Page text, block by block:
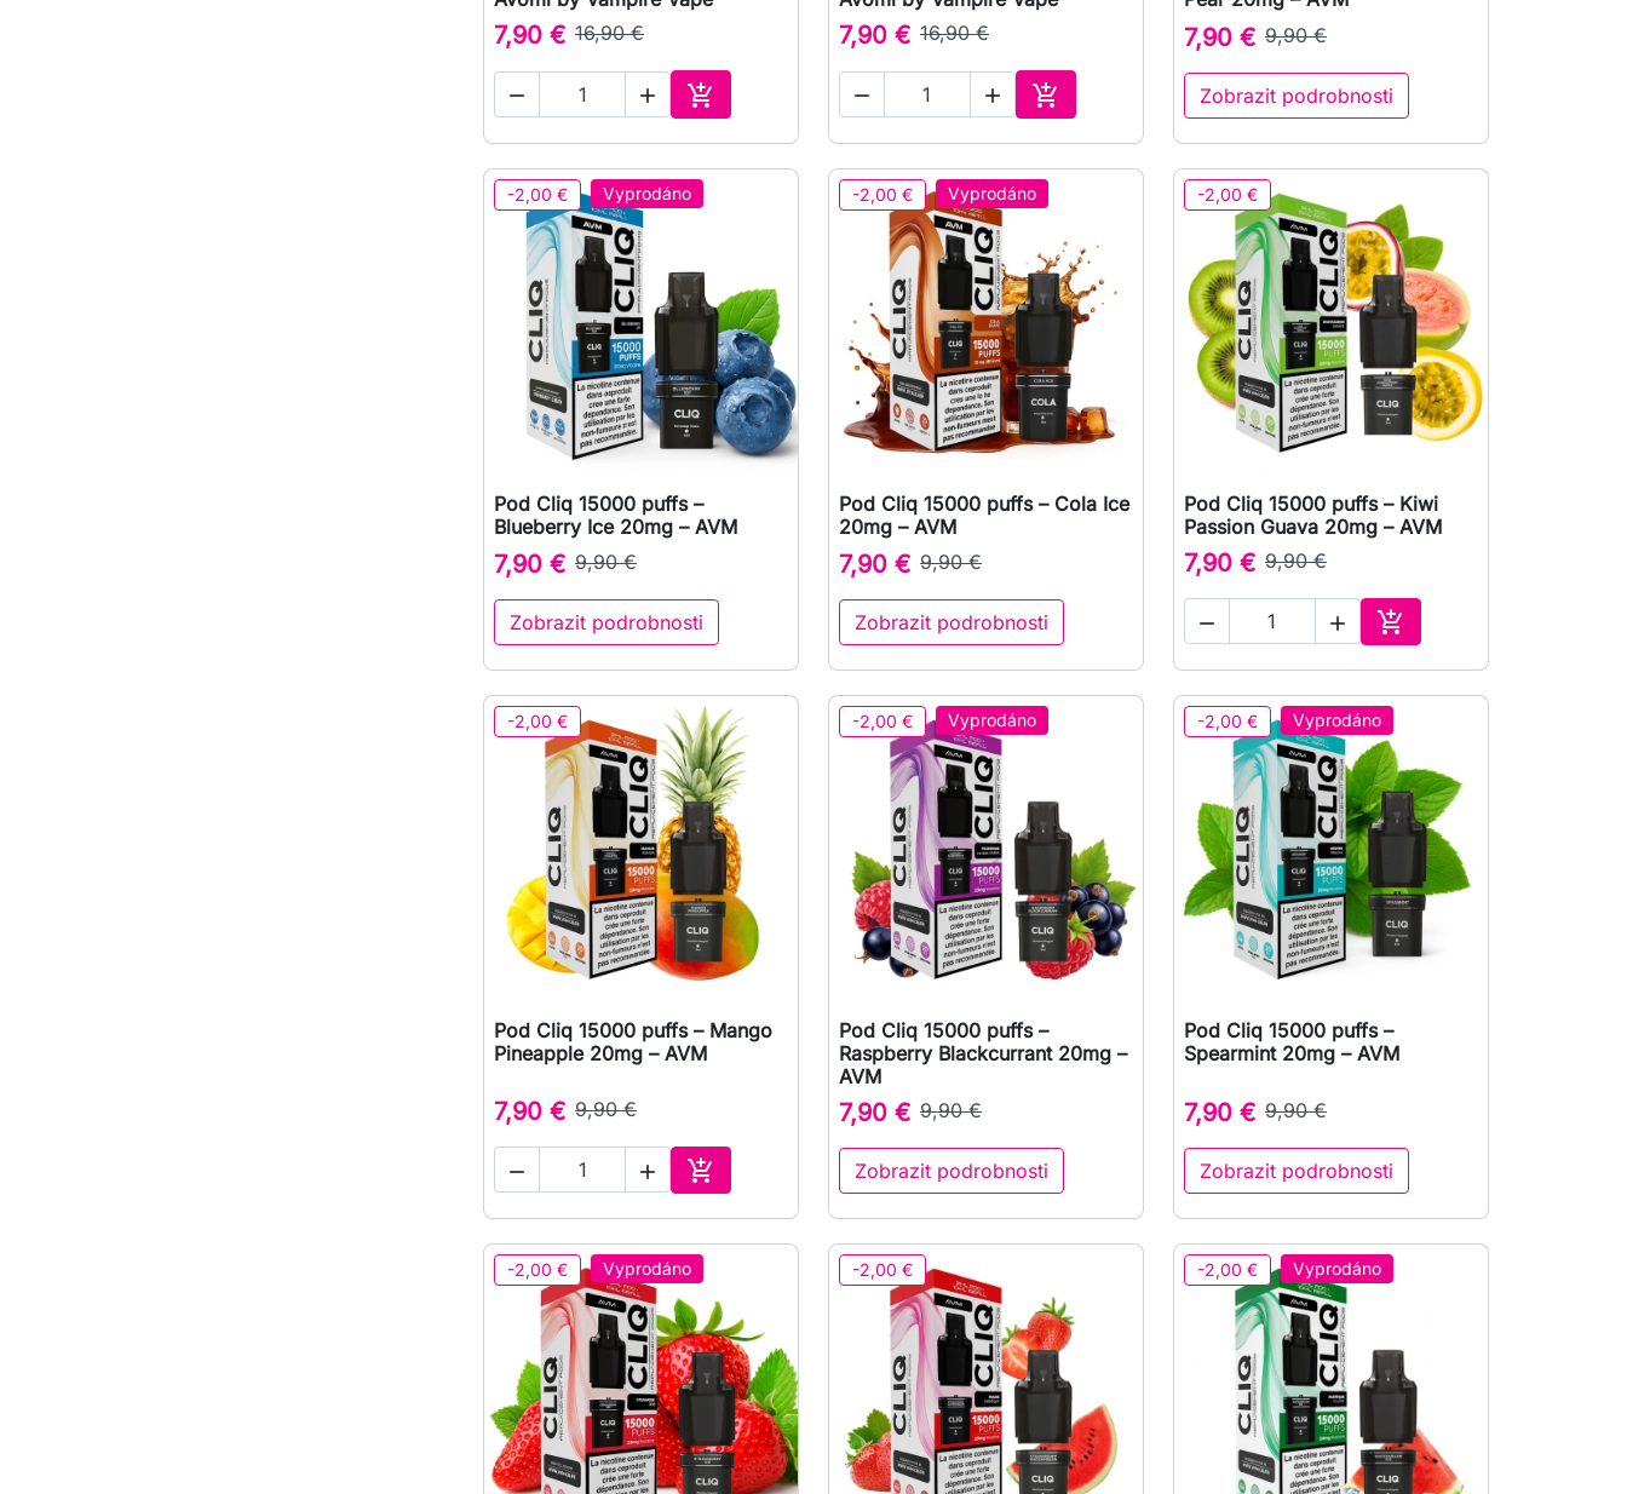
7,90 € 16,90 €
  
Přidat do košíku
7,90 € 16,90 €
  
Přidat do košíku
7,90 € 9,90 €
Zobrazit podrobnosti
-2,00 € Vyprodáno
 Rychlý náhled
Pod Cliq 15000 puffs –
Blueberry Ice 20mg – AVM
7,90 € 9,90 €
Zobrazit podrobnosti
-2,00 € Vyprodáno
 Rychlý náhled
Pod Cliq 15000 puffs – Cola Ice
20mg – AVM
7,90 € 9,90 €
Zobrazit podrobnosti
-2,00 €
 Rychlý náhled
Pod Cliq 15000 puffs – Kiwi
Passion Guava 20mg – AVM
7,90 € 9,90 €
  
Přidat do košíku
-2,00 €
 Rychlý náhled
Pod Cliq 15000 puffs – Mango
Pineapple 20mg – AVM
7,90 € 9,90 €
  
Přidat do košíku
-2,00 € Vyprodáno
 Rychlý náhled
Pod Cliq 15000 puffs –
Raspberry Blackcurrant 20mg –
AVM
7,90 € 9,90 €
Zobrazit podrobnosti
-2,00 € Vyprodáno
 Rychlý náhled
Pod Cliq 15000 puffs –
Spearmint 20mg – AVM
7,90 € 9,90 €
Zobrazit podrobnosti
-2,00 € Vyprodáno -2,00 € -2,00 € Vyprodáno